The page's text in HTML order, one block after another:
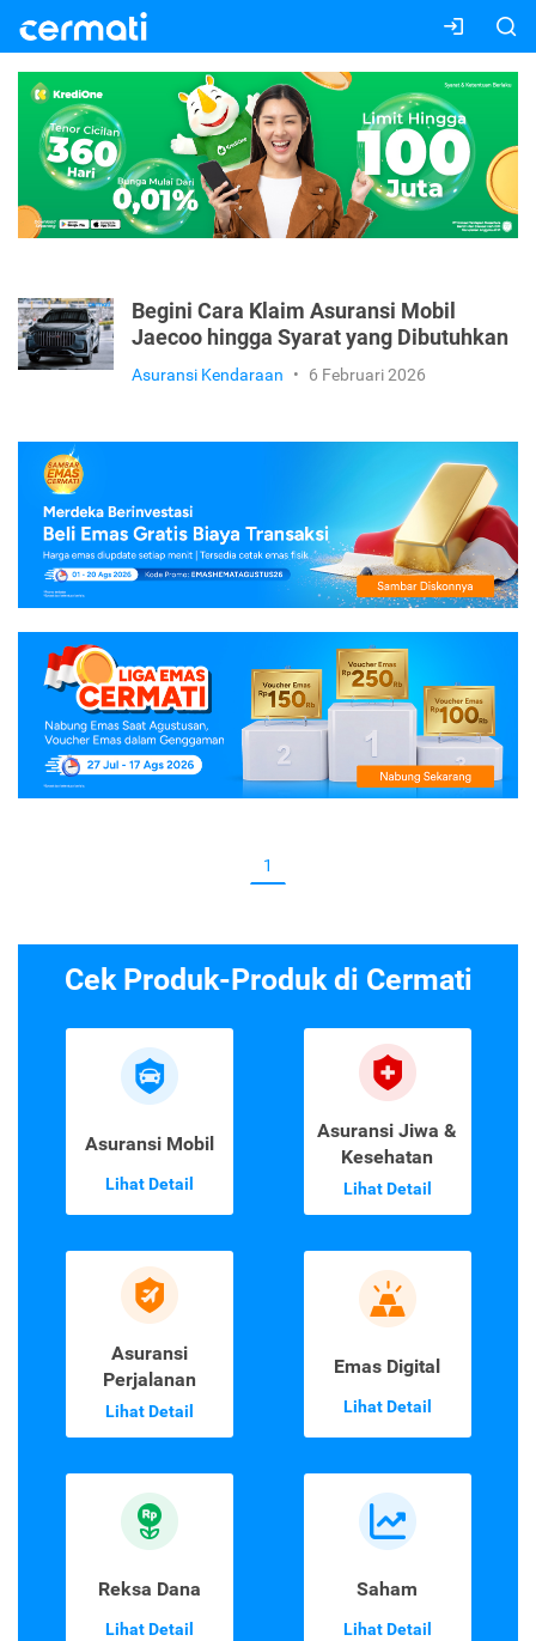
Begini Cara Klaim Asuransi Mobil
Jaecoo hingga Syarat yang Dibutuhkan
Asuransi Kendaraan • 6 Februari 2026
1
Cek Produk-Produk di Cermati
Asuransi Mobil
Lihat Detail
Asuransi Jiwa &
Kesehatan
Lihat Detail
Asuransi
Perjalanan
Lihat Detail
Emas Digital
Lihat Detail
Reksa Dana
Lihat Detail
Saham
Lihat Detail